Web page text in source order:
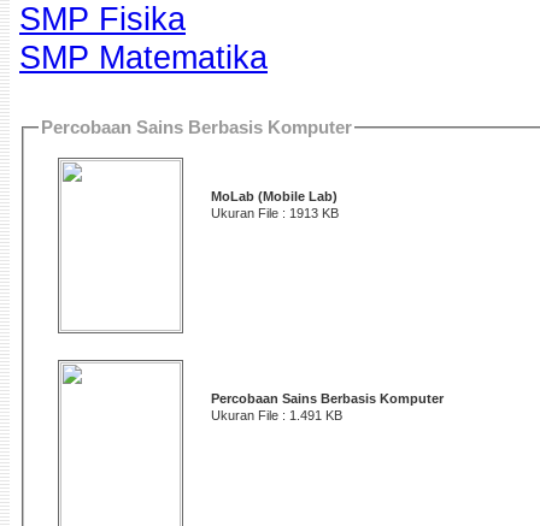
SMP Fisika
SMP Matematika
Percobaan Sains Berbasis Komputer
MoLab (Mobile Lab)
Ukuran File : 1913 KB
Percobaan Sains Berbasis Komputer
Ukuran File : 1.491 KB